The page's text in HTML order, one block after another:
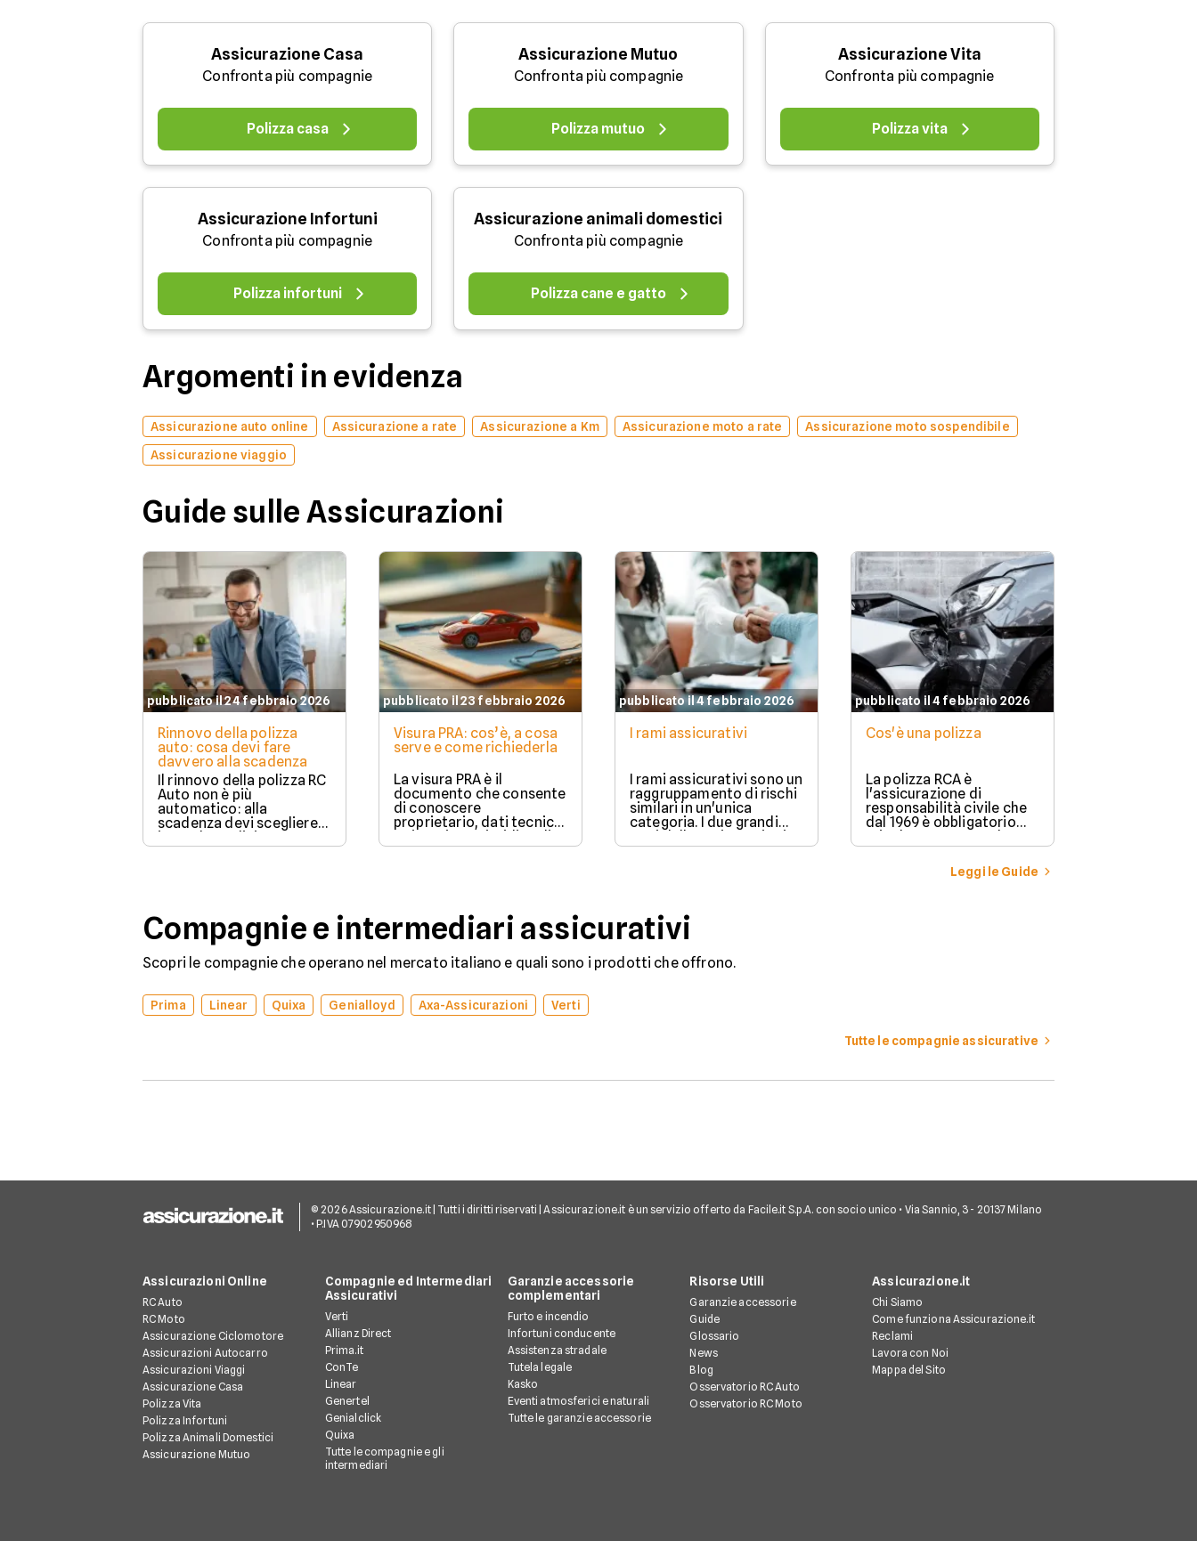
Assicurazione Casa
Confronta più compagnie
Polizza casa
Assicurazione Mutuo
Confronta più compagnie
Polizza mutuo
Assicurazione Vita
Confronta più compagnie
Polizza vita
Assicurazione Infortuni
Confronta più compagnie
Polizza infortuni
Assicurazione animali domestici
Confronta più compagnie
Polizza cane e gatto
Argomenti in evidenza
Assicurazione auto online Assicurazione a rate Assicurazione a Km Assicurazione moto a rate
Assicurazione moto sospendibile
Assicurazione viaggio
Guide sulle Assicurazioni
pubblicato il 24 febbraio 2026
Rinnovo della polizza
auto: cosa devi fare
davvero alla scadenza
Il rinnovo della polizza RC
Auto non è più
automatico: alla
scadenza devi scegliere
in modo esplicito se
rinnovare con la stessa
pubblicato il 23 febbraio 2026
Visura PRA: cos’è, a cosa
serve e come richiederla
La visura PRA è il
documento che consente
di conoscere
proprietario, dati tecnici
e situazione giuridica di
un veicolo iscritto al
pubblicato il 4 febbraio 2026
I rami assicurativi
I rami assicurativi sono un
raggruppamento di rischi
similari in un'unica
categoria. I due grandi
rami delle assicurazioni
sono il ramo danni e il
pubblicato il 4 febbraio 2026
Cos'è una polizza
La polizza RCA è
l'assicurazione di
responsabilità civile che
dal 1969 è obbligatorio
stipulare per possedere e
guidare in Italia un
veicolo a motore.Leggi le Guide
Compagnie e intermediari assicurativi
Scopri le compagnie che operano nel mercato italiano e quali sono i prodotti che offrono.
Prima Linear Quixa Genialloyd Axa-Assicurazioni Verti
Tutte le compagnie assicurative
© 2026 Assicurazione.it | Tutti i diritti riservati | Assicurazione.it è un servizio offerto da Facile.it S.p.A. con socio unico • Via Sannio, 3 - 20137 Milano
• P.IVA 07902950968
Assicurazioni Online
RC Auto
RC Moto
Assicurazione Ciclomotore
Assicurazioni Autocarro
Assicurazioni Viaggi
Assicurazione Casa
Polizza Vita
Polizza Infortuni
Polizza Animali Domestici
Assicurazione Mutuo
Compagnie ed Intermediari
Assicurativi
Verti
Allianz Direct
Prima.it
ConTe
Linear
Genertel
Genialclick
Quixa
Tutte le compagnie e gli
intermediari
Garanzie accessorie
complementari
Furto e incendio
Infortuni conducente
Assistenza stradale
Tutela legale
Kasko
Eventi atmosferici e naturali
Tutte le garanzie accessorie
Risorse Utili
Garanzie accessorie
Guide
Glossario
News
Blog
Osservatorio RC Auto
Osservatorio RC Moto
Assicurazione.it
Chi Siamo
Come funziona Assicurazione.it
Reclami
Lavora con Noi
Mappa del Sito